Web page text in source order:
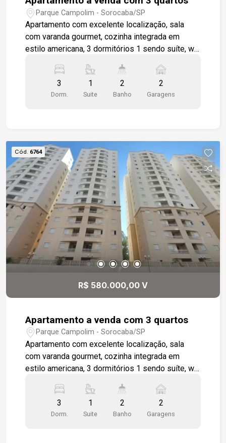
Parque Campolim - Sorocaba/SP
Apartamento com excelente localização, sala
com varanda gourmet, cozinha integrada em
estilo americana, 3 dormitórios 1 sendo suíte, wc
entregue todo em piso cerâmico padrão, 2 vagas
de garagem cobertas. Condomínio completo para
toda a família. Piscina, churrasqueira coletiva,
3
Dorm.
1
Suite
2
Banho
2
Garagens
Cód. 6764
R$ 580.000,00 V
Apartamento a venda com 3 quartos
Parque Campolim - Sorocaba/SP
Apartamento com excelente localização, sala
com varanda gourmet, cozinha integrada em
estilo americana, 3 dormitórios 1 sendo suíte, wc
entregue todo em piso cerâmico padrão, 2 vagas
de garagem cobertas. Condomínio completo para
toda a família. Piscina, churrasqueira coletiva,
3
Dorm.
1
Suite
2
Banho
2
Garagens